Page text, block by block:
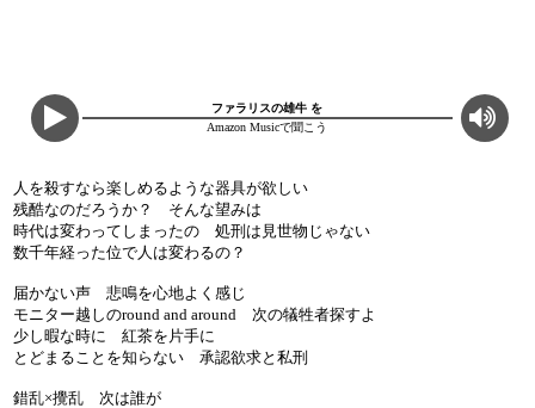
ファラリスの雄牛 を
Amazon Musicで聞こう
人を殺すなら楽しめるような器具が欲しい
残酷なのだろうか？ そんな望みは
時代は変わってしまったの 処刑は見世物じゃない
数千年経った位で人は変わるの？
届かない声 悲鳴を心地よく感じ
モニター越しのround and around 次の犠牲者探すよ
少し暇な時に 紅茶を片手に
とどまることを知らない 承認欲求と私刑
錯乱×攪乱 次は誰が